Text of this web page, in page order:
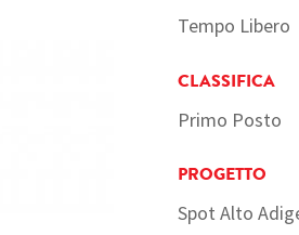
Tempo Libero
CLASSIFICA
Primo Posto
PROGETTO
Spot Alto